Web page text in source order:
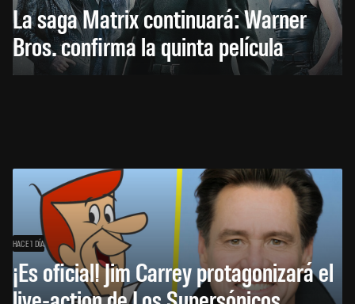
La saga Matrix continuará: Warner
Bros. confirma la quinta película
HACE 1 DÍA
¡Es oficial! Jim Carrey protagonizará el